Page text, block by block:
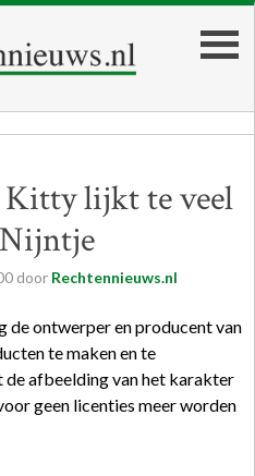
lijkt te veel
door Rechtennieuws.nl
de ontwerper en producent van
te maken en te
de afbeelding van het karakter
geen licenties meer worden